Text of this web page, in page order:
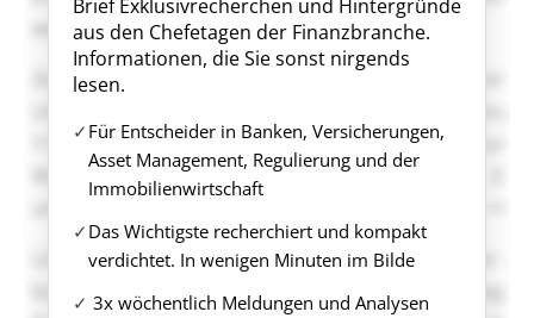
Brief Exklusivrecherchen und Hintergründe
aus den Chefetagen der Finanzbranche.
Informationen, die Sie sonst nirgends
lesen.
Für Entscheider in Banken, Versicherungen,
Asset Management, Regulierung und der
Immobilienwirtschaft
Das Wichtigste recherchiert und kompakt
verdichtet. In wenigen Minuten im Bilde
3x wöchentlich Meldungen und Analysen